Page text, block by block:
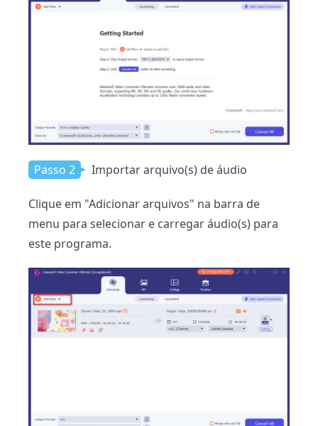
Passo 2 Importar arquivo(s) de áudio
Clique em "Adicionar arquivos" na barra de
menu para selecionar e carregar áudio(s) para
este programa.